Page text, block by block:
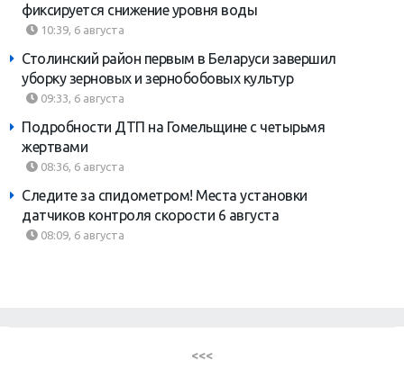
фиксируется снижение уровня воды
10:39, 6 августа
Столинский район первым в Беларуси завершил
уборку зерновых и зернобобовых культур
09:33, 6 августа
Подробности ДТП на Гомельщине с четырьмя
жертвами
08:36, 6 августа
Следите за спидометром! Места установки
датчиков контроля скорости 6 августа
08:09, 6 августа
<<<